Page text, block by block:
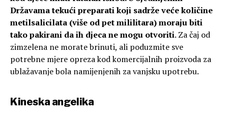
Državama tekući preparati koji sadrže veće količine
metilsalicilata (više od pet mililitara) moraju biti
tako pakirani da ih djeca ne mogu otvoriti. Za čaj od
zimzelena ne morate brinuti, ali poduzmite sve
potrebne mjere opreza kod komercijalnih proizvoda za
ublažavanje bola namijenjenih za vanjsku upotrebu.
Kineska angelika